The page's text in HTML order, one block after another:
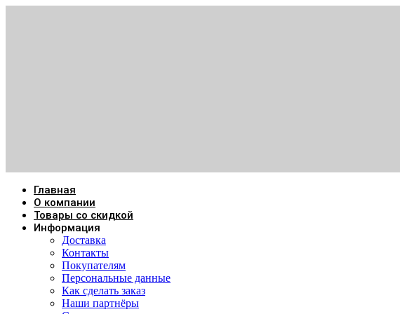
Главная
О компании
Товары со скидкой
Информация
Доставка
Контакты
Покупателям
Персональные данные
Как сделать заказ
Наши партнёры